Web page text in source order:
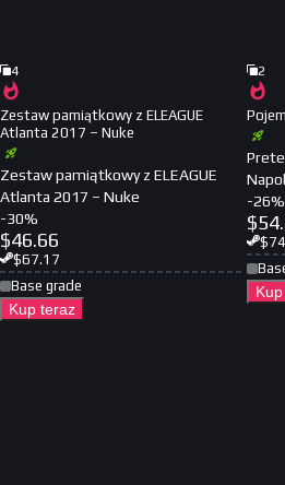
4
Zestaw pamiątkowy z ELEAGUE
Atlanta 2017 – Nuke
Zestaw pamiątkowy z ELEAGUE
Atlanta 2017 – Nuke
-30%
$46.66
$67.17
Base grade
Kup teraz
2
-26%
$
$